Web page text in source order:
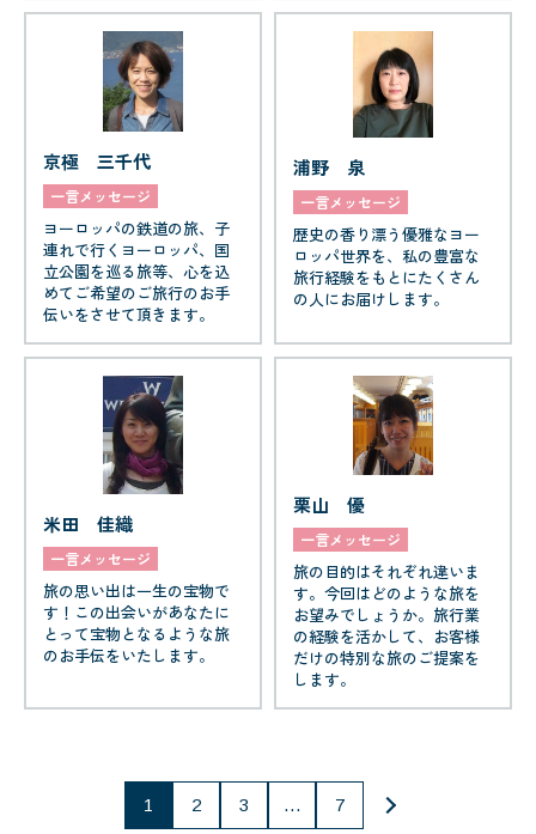
京極 三千代
一言メッセージ
ヨーロッパの鉄道の旅、子
連れで行くヨーロッパ、国
立公園を巡る旅等、心を込
めてご希望のご旅行のお手
伝いをさせて頂きます。
浦野 泉
一言メッセージ
歴史の香り漂う優雅なヨー
ロッパ世界を、私の豊富な
旅行経験をもとにたくさん
の人にお届けします。
米田 佳織
一言メッセージ
旅の思い出は一生の宝物で
す！この出会いがあなたに
とって宝物となるような旅
のお手伝をいたします。
栗山 優
一言メッセージ
旅の目的はそれぞれ違いま
す。今回はどのような旅を
お望みでしょうか。旅行業
の経験を活かして、お客様
だけの特別な旅のご提案を
します。
1 2 3 … 7